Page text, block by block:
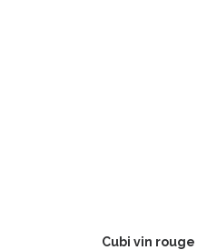
AJOUTER AU
Cubi vin rouge